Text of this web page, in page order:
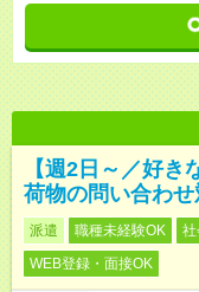
【週2日～／好
荷物の問い合わせ
派遣 職種未経験OK
WEB登録・面接OK